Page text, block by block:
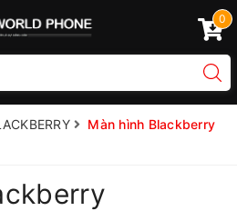
0
Màn hình Blackberry